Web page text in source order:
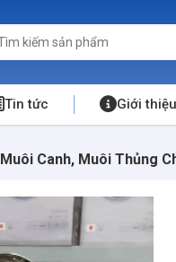
Tin tức Giới thiệu
Muôi Canh, Muôi Thủng